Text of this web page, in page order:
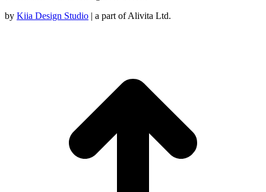
by Kiia Design Studio | a part of Alivita Ltd.